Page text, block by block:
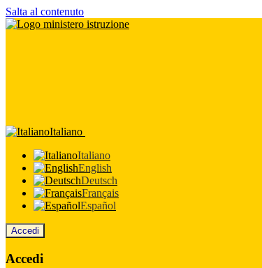
Salta al contenuto
Italiano
Italiano
English
Deutsch
Français
Español
Accedi
Accedi